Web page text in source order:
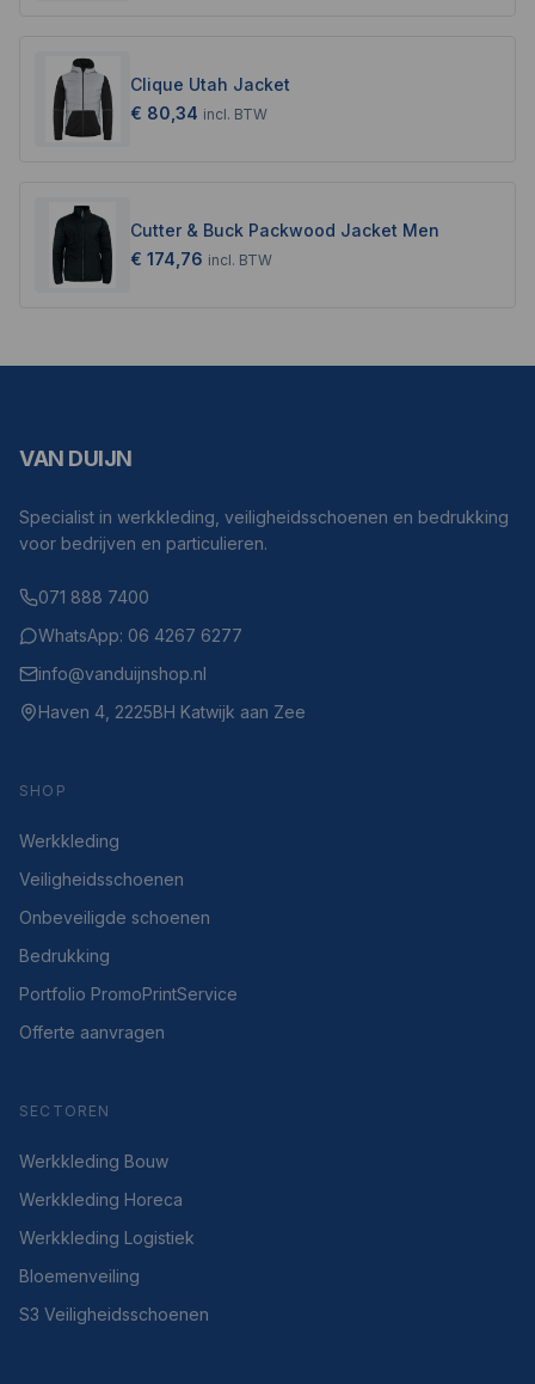
Clique Utah Jacket
€ 80,34 incl. BTW
Cutter & Buck Packwood Jacket Men
€ 174,76 incl. BTW
VAN DUIJN
Specialist in werkkleding, veiligheidsschoenen en bedrukking
voor bedrijven en particulieren.
071 888 7400
WhatsApp: 06 4267 6277
info@vanduijnshop.nl
Haven 4, 2225BH Katwijk aan Zee
SHOP
Werkkleding
Veiligheidsschoenen
Onbeveiligde schoenen
Bedrukking
Portfolio PromoPrintService
Offerte aanvragen
SECTOREN
Werkkleding Bouw
Werkkleding Horeca
Werkkleding Logistiek
Bloemenveiling
S3 Veiligheidsschoenen